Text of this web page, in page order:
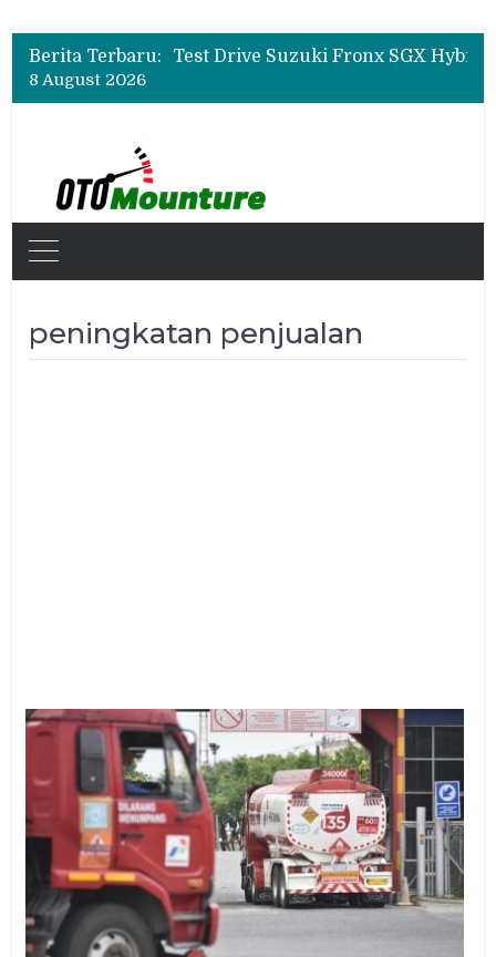
Berita Terbaru:
Beli Mobil Jangan Cuma Lihat Cicilan, TAF dan OJK Tekankan Pentingnya Literasi Keuangan
Beli Mobil Jangan Cuma Lihat Cicilan, TAF dan OJK Tekankan Pentingnya Literasi Keuangan
8 August 2026
peningkatan penjualan